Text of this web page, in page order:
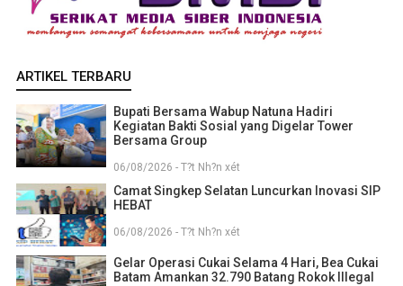
ARTIKEL TERBARU
Bupati Bersama Wabup Natuna Hadiri
Kegiatan Bakti Sosial yang Digelar Tower
Bersama Group
06/08/2026 - T?t Nh?n xét
Camat Singkep Selatan Luncurkan Inovasi SIP
HEBAT
06/08/2026 - T?t Nh?n xét
Gelar Operasi Cukai Selama 4 Hari, Bea Cukai
Batam Amankan 32.790 Batang Rokok Illegal